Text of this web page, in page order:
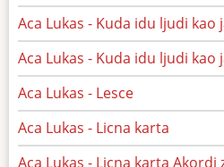
Aca Lukas - Kuda idu ljudi kao
Aca Lukas - Kuda idu ljudi kao
Aca Lukas - Lesce
Aca Lukas - Licna karta
Aca Lukas - Licna karta Akordi